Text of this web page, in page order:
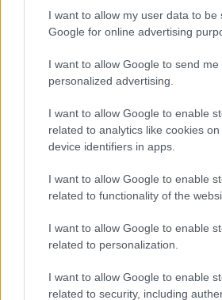
I want to allow my user data to be
Google for online advertising
I want to allow Google to send me
personalized advertising.
I want to allow Google to enable
related to analytics like cookies
device identifiers in apps.
I want to allow Google to enable
related to functionality of the
I want to allow Google to enable
related to personalization.
I want to allow Google to enable
related to security, including
Jön még kép!
Itt most éppen nem látszik, de